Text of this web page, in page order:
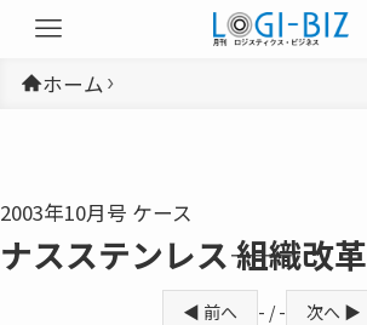
ホーム
2003年10月号 ケース
ナスステンレス―― 組織改革
◀ 前へ - / - 次へ ▶